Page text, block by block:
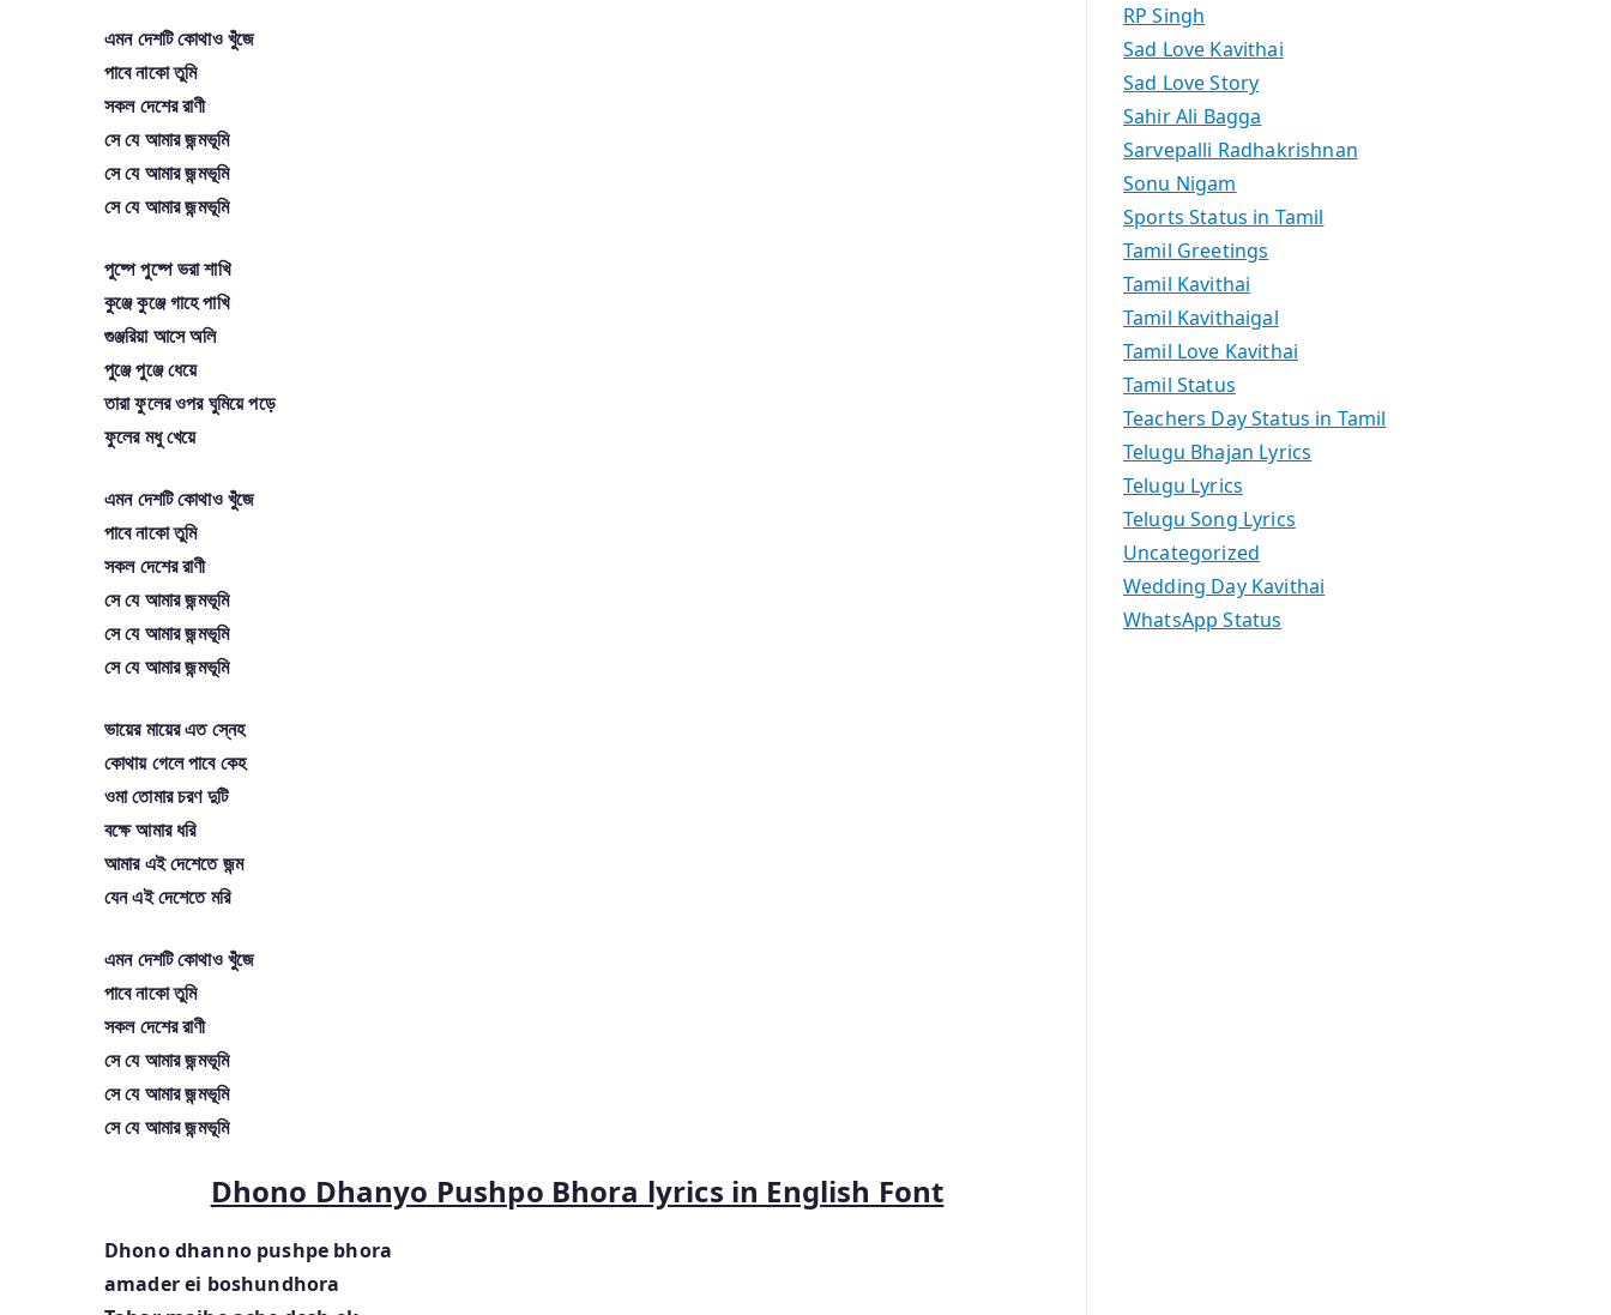
এমন দেশটি কোথাও খুঁজে
পাবে নাকো তুমি
সকল দেশের রাণী
সে যে আমার জন্মভূমি
সে যে আমার জন্মভূমি
সে যে আমার জন্মভূমি
পুষ্পে পুষ্পে ভরা শাখি
কুঞ্জে কুঞ্জে গাহে পাখি
গুঞ্জরিয়া আসে অলি
পুঞ্জে পুঞ্জে ধেয়ে
তারা ফুলের ওপর ঘুমিয়ে পড়ে
ফুলের মধু খেয়ে
এমন দেশটি কোথাও খুঁজে
পাবে নাকো তুমি
সকল দেশের রাণী
সে যে আমার জন্মভূমি
সে যে আমার জন্মভূমি
সে যে আমার জন্মভূমি
ভায়ের মায়ের এত স্নেহ
কোথায় গেলে পাবে কেহ
ওমা তোমার চরণ দুটি
বক্ষে আমার ধরি
আমার এই দেশেতে জন্ম
যেন এই দেশেতে মরি
এমন দেশটি কোথাও খুঁজে
পাবে নাকো তুমি
সকল দেশের রাণী
সে যে আমার জন্মভূমি
সে যে আমার জন্মভূমি
সে যে আমার জন্মভূমি
Dhono Dhanyo Pushpo Bhora lyrics in English Font
Dhono dhanno pushpe bhora
amader ei boshundhora
RP Singh
Sad Love Kavithai
Sad Love Story
Sahir Ali Bagga
Sarvepalli Radhakrishnan
Sonu Nigam
Sports Status in Tamil
Tamil Greetings
Tamil Kavithai
Tamil Kavithaigal
Tamil Love Kavithai
Tamil Status
Teachers Day Status in Tamil
Telugu Bhajan Lyrics
Telugu Lyrics
Telugu Song Lyrics
Uncategorized
Wedding Day Kavithai
WhatsApp Status